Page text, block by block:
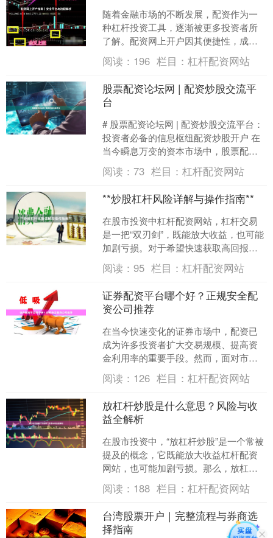
随着金融市场的不断发展，配资作为一
种杠杆投资工具，逐渐被更多投资者所
了解。配资网上开户因其便捷性，成为
许多投资者的首选方式。然而，面对市
场上众多的配资平台，如何....
阅读： 196 栏目：杠杆配资网站
股票配资论坛网 | 配资炒股交流平
台
# 股票配资论坛网 | 配资炒股交流平台：
投资者必备的信息枢纽配资炒股开户 在
当今瞬息万变的资本市场中，股票配资
作为一种放大投资杠杆的工具，正受到
越来越多投资者....
阅读：73 栏目：杠杆配资网站
**炒股杠杆风险详解与操作指南**
在股市投资中杠杆配资网站，杠杆交易
是一把“双刃剑”，既能放大收益，也可能
加剧亏损。对于希望快速获取高回报的
投资者来说，了解杠杆交易的风险与操
作技巧至关重要。本文....
阅读：95 栏目：杠杆配资网站
证券配资平台哪个好？正规安全配
资公司推荐
在当今快速变化的证券市场中，配资已
成为许多投资者扩大交易规模、提高资
金利用率的重要手段。然而，面对市场
上琳琅满目的配资平台，许多投资者不
禁困惑：**证券配资平台....
阅读： 126 栏目：杠杆配资网站
放杠杆炒股是什么意思？风险与收
益全解析
在股市投资中，“放杠杆炒股”是一个常被
提及的概念，它既能放大收益杠杆配资
网站，也可能加剧亏损。那么，放杠杆
炒股究竟是什么意思？它背后隐藏着怎
样的风险与收益？本文....
阅读： 188 栏目：杠杆配资网站
台湾股票开户｜完整流程与券商选
择指南